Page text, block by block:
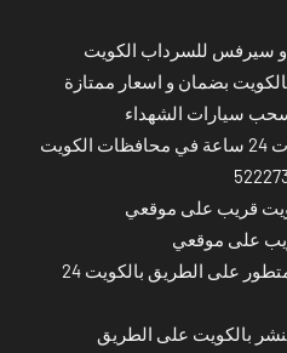
سيرفس للسرداب الكويت
بضمان و اسعار ممتازة
سيارات الشهداء
قريب على موقعي
على موقعي
بنشر تصليح سيارات متنقل متطور على الطريق بالكويت 24
بالكويت على الطريق